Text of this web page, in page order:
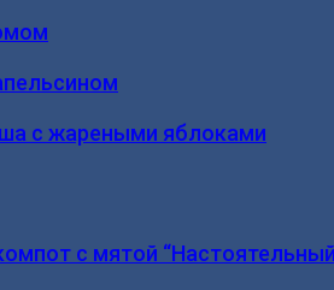
с жареными яблоками
с мятой